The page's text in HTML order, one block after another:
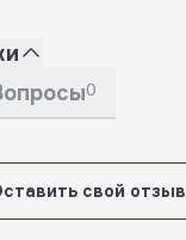
0
свой отзыв